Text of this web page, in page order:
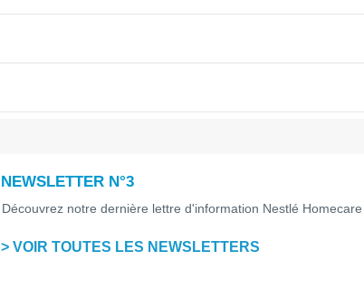
NEWSLETTER N°3
Découvrez notre dernière lettre d'information Nestlé Homecare
> VOIR TOUTES LES NEWSLETTERS